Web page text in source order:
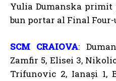
Yulia Dumanska
bun portar al Final
SCM CRAIOVA:
Zamfir 5, Elisei 3,
Trifunovic 2, Ianași 1,